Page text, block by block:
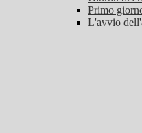
Primo
L'avvio